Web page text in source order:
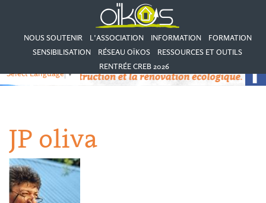
NOUS SOUTENIR L’ASSOCIATION INFORMATION
FORMATION
SENSIBILISATION
RÉSEAU OÏKOS
RESSOURCES ET OUTILS
RENTRÉE CREB 2026
Select Language▼
JP oliva